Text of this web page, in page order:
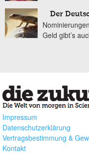
Der
Geld gibt’s
Impressum
Datenschutzerklärung
Vertragsbestimmung &
Kontakt